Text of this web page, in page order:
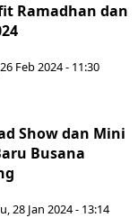
Ramadhan dan
Feb 2024 - 11:30
Show dan Mini
Busana
28 Jan 2024 - 13:14